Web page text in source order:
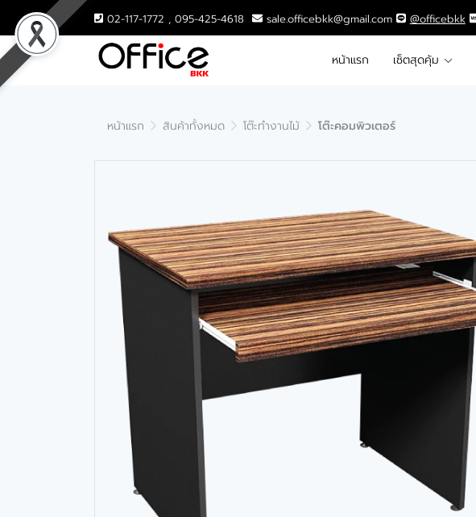
02-117-1772 , 095-425-4618 sale.officebkk@gmail.com @officebkk
หน้าแรก เซ็ตสุดคุ้ม
หน้าแรก สินค้าทั้งหมด โต๊ะทำงานไม้ โต๊ะคอมพิวเตอร์